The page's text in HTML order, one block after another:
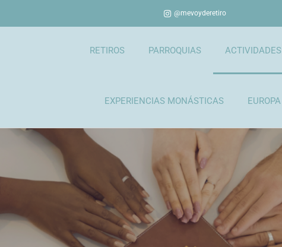
@mevoyderetiro
RETIROS PARROQUIAS ACTIVIDADES
EXPERIENCIAS MONÁSTICAS EUROPA